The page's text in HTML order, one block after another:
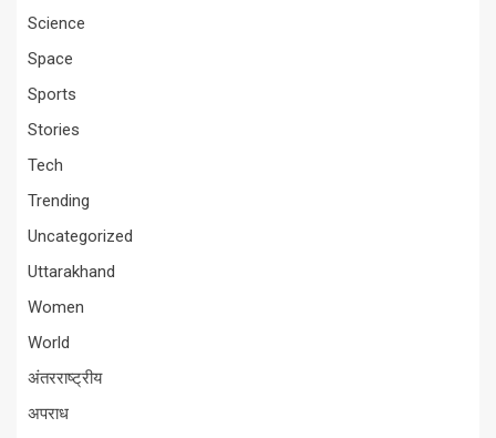
Science
Space
Sports
Stories
Tech
Trending
Uncategorized
Uttarakhand
Women
World
अंतरराष्ट्रीय
अपराध